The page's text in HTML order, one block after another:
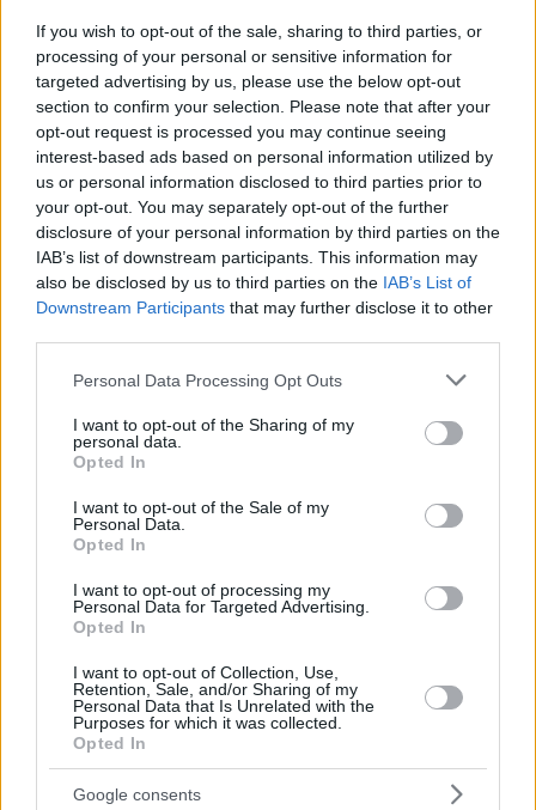
If you wish to opt-out of the sale, sharing to third parties, or
processing of your personal or sensitive information for
targeted advertising by us, please use the below opt-out
section to confirm your selection. Please note that after your
opt-out request is processed you may continue seeing
interest-based ads based on personal information utilized by
us or personal information disclosed to third parties prior to
your opt-out. You may separately opt-out of the further
disclosure of your personal information by third parties on the
IAB’s list of downstream participants. This information may
also be disclosed by us to third parties on the IAB’s List of
Downstream Participants that may further disclose it to other
Please note that this website/app uses one or more Google
not limited to your visit or usage behaviour. You may click to
grant or deny consent to Google and its third-party tags to
use your data for below specified purposes in below Google
consent section.
Personal Data Processing Opt Outs
I want to opt-out of the Sharing of my
personal data.
Opted In
I want to opt-out of the Sale of my
Personal Data.
Opted In
I want to opt-out of processing my
Personal Data for Targeted Advertising.
Opted In
I want to opt-out of Collection, Use,
Retention, Sale, and/or Sharing of my
Personal Data that Is Unrelated with the
Purposes for which it was collected.
Opted In
Google consents
Hirdetés